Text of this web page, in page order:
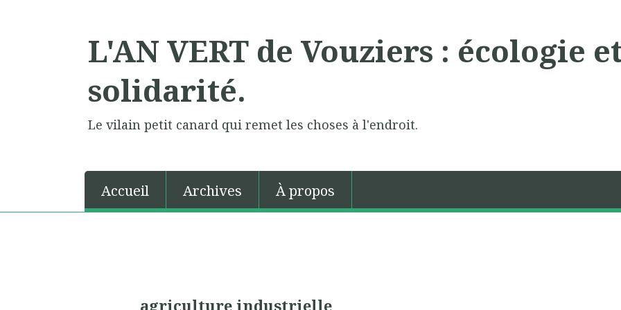
L'AN VERT de Vouziers : écologie
solidarité.
Le vilain petit canard qui remet les choses à l'endroit.
Accueil Archives À propos
agriculture industrielle